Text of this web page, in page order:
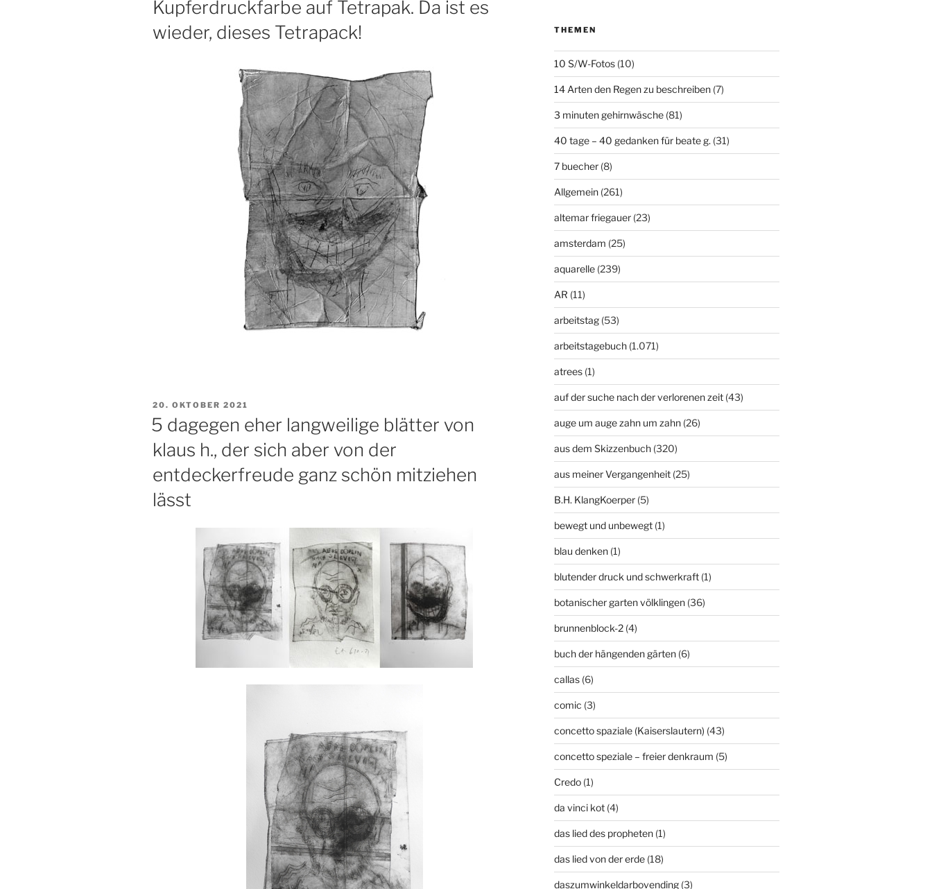
Kupferdruckfarbe auf Tetrapak. Da ist es
wieder, dieses Tetrapack!
VERÖFFENTLICHT
AM
20. OKTOBER 2021
5 dagegen eher langweilige blätter von
klaus h., der sich aber von der
entdeckerfreude ganz schön mitziehen
lässt
THEMEN
10 S/W-Fotos(10)
14 Arten den Regen zu beschreiben(7)
3 minuten gehirnwäsche(81)
40 tage – 40 gedanken für beate g. (31)
7 buecher(8)
Allgemein(261)
altemar friegauer(23)
amsterdam (25)
aquarelle(239)
AR (11)
arbeitstag(53)
arbeitstagebuch(1.071)
atrees(1)
auf der suche nach der verlorenen zeit(43)
auge um auge zahn um zahn(26)
aus dem Skizzenbuch(320)
aus meiner Vergangenheit(25)
B.H. KlangKoerper(5)
bewegt und unbewegt(1)
blau denken(1)
blutender druck und schwerkraft(1)
botanischer garten völklingen(36)
brunnenblock-2(4)
buch der hängenden gärten(6)
callas(6)
comic (3)
concetto spaziale (Kaiserslautern) (43)
concetto speziale – freier denkraum (5)
Credo(1)
da vinci kot(4)
das lied des propheten(1)
das lied von der erde(18)
daszumwinkeldarbovending(3)